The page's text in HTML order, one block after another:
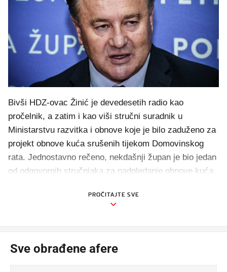
Bivši HDZ-ovac Žinić je devedesetih radio kao
pročelnik, a zatim i kao viši stručni suradnik u
Ministarstvu razvitka i obnove koje je bilo zaduženo za
projekt obnove kuća srušenih tijekom Domovinskog
rata. Jednostavno rečeno, nekdašnji župan je bio jedan
od odgovornih stručnjaka za nadgledanje obnove kuća.
PROČITAJTE SVE
Sve obrađene afere